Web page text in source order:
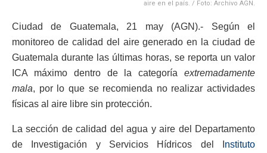
aire en el país. / Foto: Archivo AGN.
Ciudad de Guatemala, 21 may (AGN).- Según el
monitoreo de calidad del aire generado en la ciudad de
Guatemala durante las últimas horas, se reporta un valor
ICA máximo dentro de la categoría extremadamente
mala, por lo que se recomienda no realizar actividades
físicas al aire libre sin protección.
La sección de calidad del agua y aire del Departamento
de Investigación y Servicios Hídricos del I nstituto